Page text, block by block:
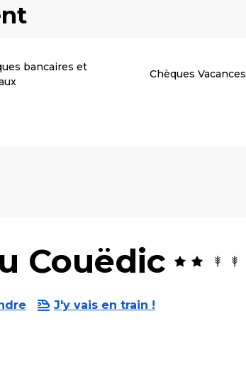
bancaires et
Chèques Vacances
Couëdic
J'y vais en train !